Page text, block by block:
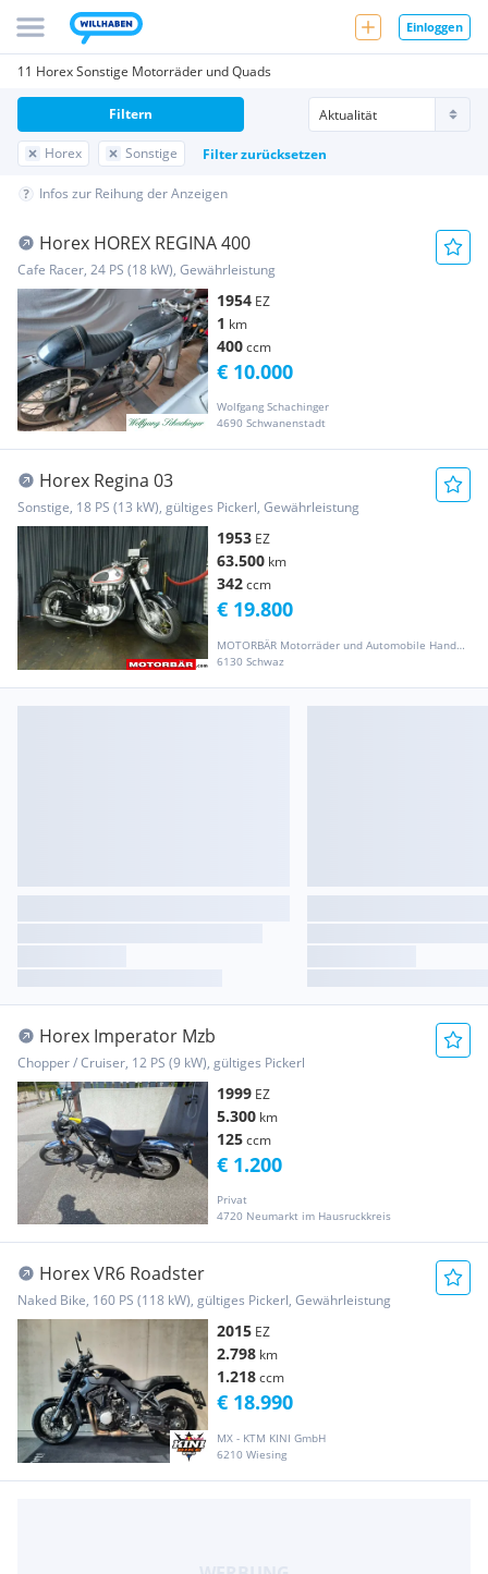
Einloggen
11 Horex Sonstige Motorräder und Quads
Horex Sonstige Filter zurücksetzen
Filtern
Infos zur Reihung der Anzeigen
Horex HOREX REGINA 400
Cafe Racer, 24 PS (18 kW), Gewährleistung
1954 EZ
1 km
400ccm
Wolfgang Schachinger
4690 Schwanenstadt
€ 10.000
Horex Regina 03
Sonstige, 18 PS (13 kW), gültiges Pickerl, Gewährleistung
1953 EZ
63.500 km
342ccm
MOTORBÄR Motorräder und Automobile Handelsgesellschaft m.b.H.
6130 Schwaz
€ 19.800
Horex Imperator Mzb
Chopper / Cruiser, 12 PS (9 kW), gültiges Pickerl
1999 EZ
5.300 km
125ccm
Privat
4720 Neumarkt im Hausruckkreis
€ 1.200
Horex VR6 Roadster
Naked Bike, 160 PS (118 kW), gültiges Pickerl, Gewährleistung
2015 EZ
2.798 km
1.218ccm
MX - KTM KINI GmbH
6210 Wiesing
€ 18.990